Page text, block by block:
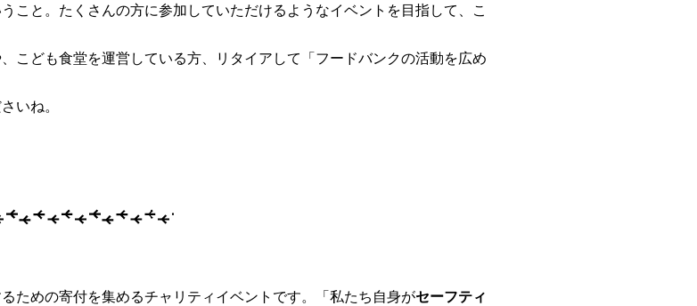
こと。たくさんの方に参加していただけるようなイベントを目指して、こ
こども食堂を運営している方、リタイアして「フードバンクの活動を広め
いね。
るための寄付を集めるチャリティイベントです。「私たち自身がセーフティ